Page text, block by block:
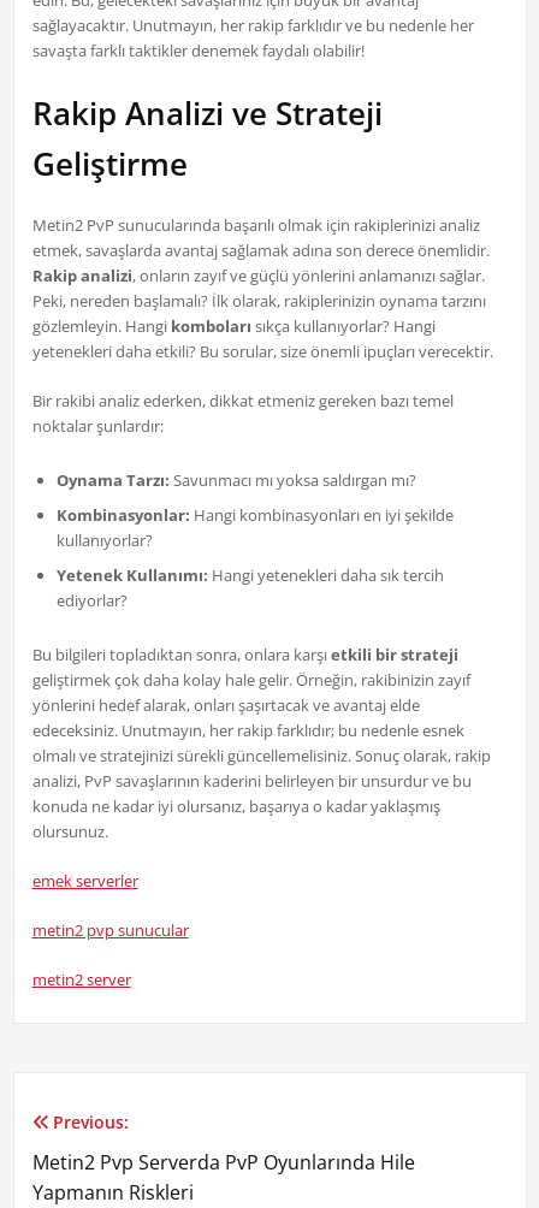
sağlayacaktır. Unutmayın, her rakip farklıdır ve bu nedenle her
savaşta farklı taktikler denemek faydalı olabilir!
Rakip Analizi ve Strateji
Geliştirme
Metin2 PvP sunucularında başarılı olmak için rakiplerinizi analiz
etmek, savaşlarda avantaj sağlamak adına son derece önemlidir.
Rakip analizi, onların zayıf ve güçlü yönlerini anlamanızı sağlar.
Peki, nereden başlamalı? İlk olarak, rakiplerinizin oynama tarzını
gözlemleyin. Hangi komboları sıkça kullanıyorlar? Hangi
yetenekleri daha etkili? Bu sorular, size önemli ipuçları verecektir.
Bir rakibi analiz ederken, dikkat etmeniz gereken bazı temel
noktalar şunlardır:
Oynama Tarzı: Savunmacı mı yoksa saldırgan mı?
Kombinasyonlar: Hangi kombinasyonları en iyi şekilde
kullanıyorlar?
Yetenek Kullanımı: Hangi yetenekleri daha sık tercih
ediyorlar?
Bu bilgileri topladıktan sonra, onlara karşıetkili bir strateji
geliştirmek çok daha kolay hale gelir. Örneğin, rakibinizin zayıf
yönlerini hedef alarak, onları şaşırtacak ve avantaj elde
edeceksiniz. Unutmayın, her rakip farklıdır; bu nedenle esnek
olmalı ve stratejinizi sürekli güncellemelisiniz. Sonuç olarak, rakip
analizi, PvP savaşlarının kaderini belirleyen bir unsurdur ve bu
konuda ne kadar iyi olursanız, başarıya o kadar yaklaşmış
olursunuz.
emek serverler
metin2 pvp sunucular
metin2 server
Yazı
gezinmesi
Previous:
Metin2 Pvp Serverda PvP Oyunlarında Hile
Yapmanın Riskleri